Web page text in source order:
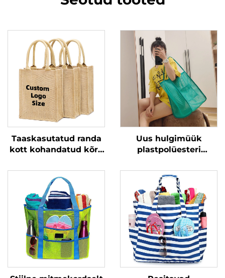
Taaskasutatud randa
kott kohandatud kõrb
väikesed kõrbkotid
kanepasummik
logodega hulgimüügis
Uus hulgimüük
plastpolüesteri
kandekotid ühtlast
värvi naistele ühe õla
peale kandmine
võrgurannasäkk